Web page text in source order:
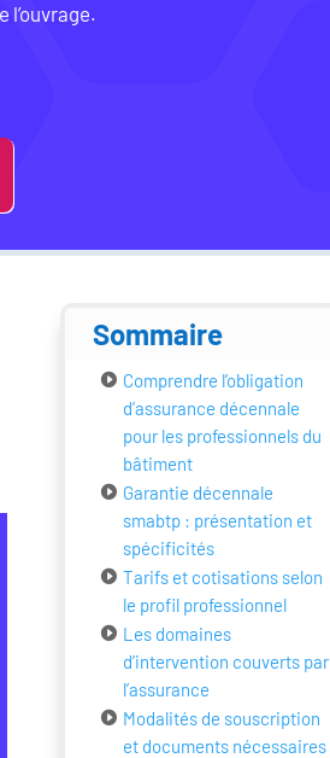
Sommaire
Comprendre l’obligation
d’assurance décennale
pour les professionnels du
bâtiment
Garantie décennale
smabtp : présentation et
spécificités
Tarifs et cotisations selon
le profil professionnel
Les domaines
d’intervention couverts par
l’assurance
Modalités de souscription
et documents nécessaires